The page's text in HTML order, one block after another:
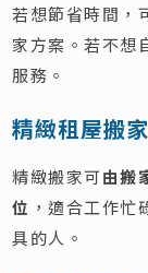
若想節省時間，
家方案。若不想
服務。
精緻租屋搬
精緻搬家可由搬
位 ，適合工作
具的人。